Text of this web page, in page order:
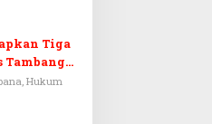
Tiga
Tambang
Hukum